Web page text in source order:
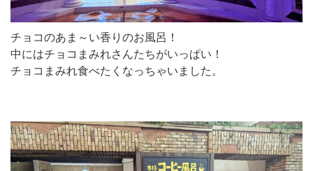
チョコのあま～い香りのお風呂！
中にはチョコまみれさんたちがいっぱい！
チョコまみれ食べたくなっちゃいました。